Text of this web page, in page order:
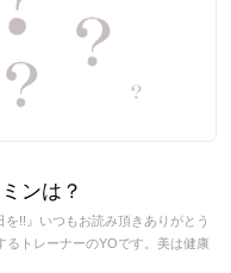
ンは？
!!』いつもお読み頂きありがとう
るトレーナーのYOです。美は健康